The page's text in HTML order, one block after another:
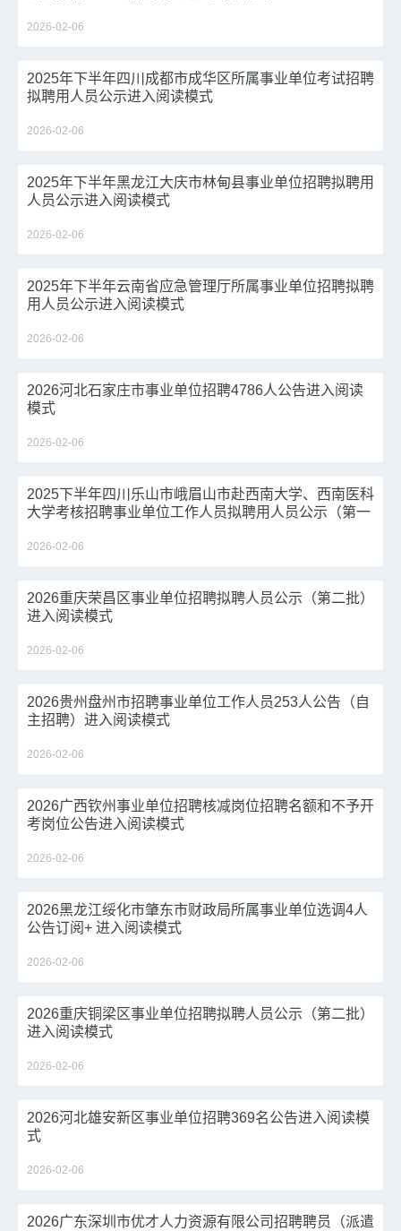
2026-02-06
2025年下半年四川成都市成华区所属事业单位考试招聘
拟聘用人员公示进入阅读模式
2026-02-06
2025年下半年黑龙江大庆市林甸县事业单位招聘拟聘用
人员公示进入阅读模式
2026-02-06
2025年下半年云南省应急管理厅所属事业单位招聘拟聘
用人员公示进入阅读模式
2026-02-06
2026河北石家庄市事业单位招聘4786人公告进入阅读
模式
2026-02-06
2025下半年四川乐山市峨眉山市赴西南大学、西南医科
大学考核招聘事业单位工作人员拟聘用人员公示（第一
2026-02-06
2026重庆荣昌区事业单位招聘拟聘人员公示（第二批）
进入阅读模式
2026-02-06
2026贵州盘州市招聘事业单位工作人员253人公告（自
主招聘）进入阅读模式
2026-02-06
2026广西钦州事业单位招聘核减岗位招聘名额和不予开
考岗位公告进入阅读模式
2026-02-06
2026黑龙江绥化市肇东市财政局所属事业单位选调4人
公告订阅+ 进入阅读模式
2026-02-06
2026重庆铜梁区事业单位招聘拟聘人员公示（第二批）
进入阅读模式
2026-02-06
2026河北雄安新区事业单位招聘369名公告进入阅读模
式
2026-02-06
2026广东深圳市优才人力资源有限公司招聘聘员（派遣